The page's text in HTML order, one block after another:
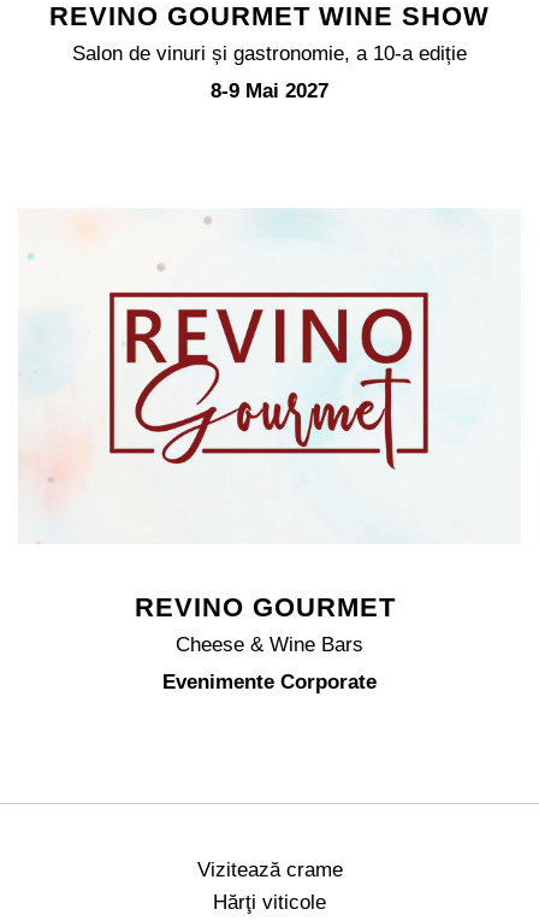
REVINO GOURMET WINE SHOW
Salon de vinuri și gastronomie, a 10-a ediție
8-9 Mai 2027
REVINO GOURMET
Cheese & Wine Bars
Evenimente Corporate
Vizitează crame
Hărţi viticole